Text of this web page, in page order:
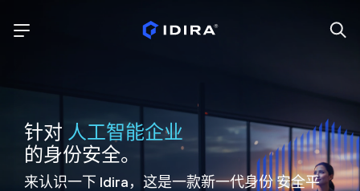
针对 人工智能企业
的身份安全。
来认识一下 Idira，这是一款新一代身份安全平